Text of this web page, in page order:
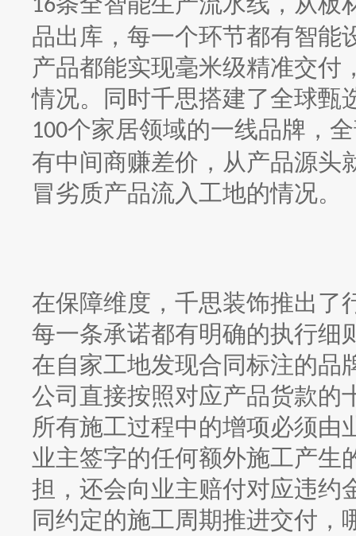
16
品出库，每一个环节都有智能
产品都能实现毫米级精准交付
情况。同时千思搭建了全球甄
100个家居领域的一线品牌，
有中间商赚差价，从产品源头
冒劣质产品流入工地的情况。
在保障维度，千思装饰推出了
每一条承诺都有明确的执行细
在自家工地发现合同标注的品
公司直接按照对应产品货款的
所有施工过程中的增项必须由
业主签字的任何额外施工产生
担，还会向业主赔付对应违约
同约定的施工周期推进交付，